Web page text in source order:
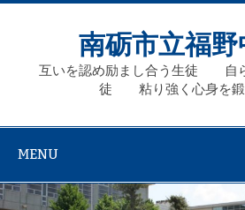
Skip
南砺市立福
互いを認め励まし合う生徒 自
徒 粘り強く心身を鍛
MENU